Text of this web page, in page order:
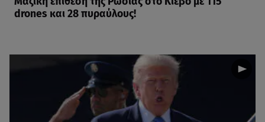
drones και 28 πυραύλους!